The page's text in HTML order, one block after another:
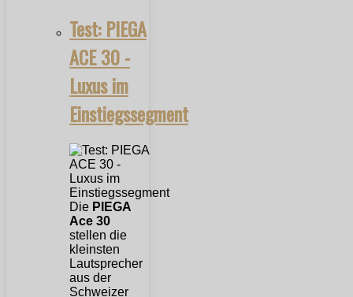
Test: PIEGA
ACE 30 -
Luxus im
Einstiegssegment
Die PIEGA
Ace 30
stellen die
kleinsten
Lautsprecher
aus der
Schweizer